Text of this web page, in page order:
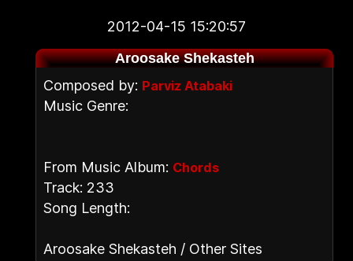
2012-04-15 15:20:57
Aroosake Shekasteh
Composed by: Parviz Atabaki
Music Genre:
From Music Album: Chords
Track: 233
Song Length:
Aroosake Shekasteh / Other Sites